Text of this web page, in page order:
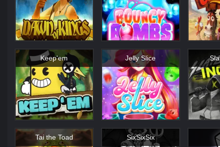
Keep'em Jelly Slice
Tai the Toad SixSixSix